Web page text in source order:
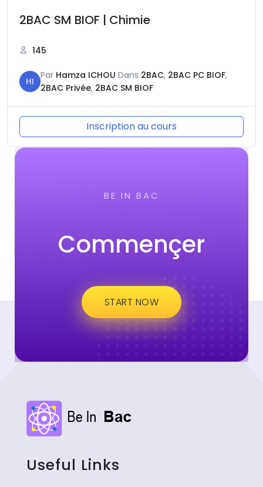
2BAC SM BIOF | Chimie
145
HI
Par Hamza ICHOU Dans 2BAC, 2BAC PC BIOF,
2BAC Privée, 2BAC SM BIOF
Inscription au cours
BE IN BAC
Commençer
START NOW
Useful Links